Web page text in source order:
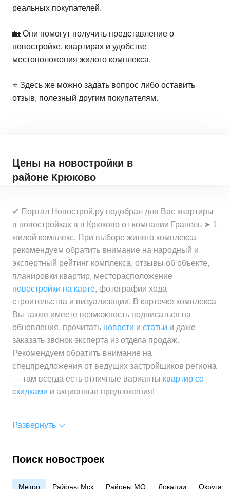
реальных покупателей.
🏡 Они помогут получить представление о
новостройке, квартирах и удобстве
местоположения жилого комплекса.
⭐️ Здесь же можно задать вопрос либо оставить
отзыв, полезный другим покупателям.
Цены на новостройки в
районе Крюково
✔ Портал Новострой.ру подобрал для Вас квартиры
в новостройках в в Крюково от компании Гранель ➤ 1
жилой комплекс. При выборе жилого комплекса
рекомендуем обратить внимание на народный и
экспертный рейтинг комплекса, отзывы об объекте,
планировки квартир, месторасположение
новостройки на карте, фотографии хода
строительства и визуализации. В карточке комплекса
Вы также имеете возможность подписаться на
обновления, прочитать новости и статьи и даже
заказать звонок эксперта из отдела продаж.
Рекомендуем обратить внимание на
спецпредложения от ведущих застройщиков региона
— там всегда есть отличные варианты квартир со
скидками и акционные предложения!
Развернуть
Поиск новостроек
Метро Районы Мск Районы МО Локации Округа